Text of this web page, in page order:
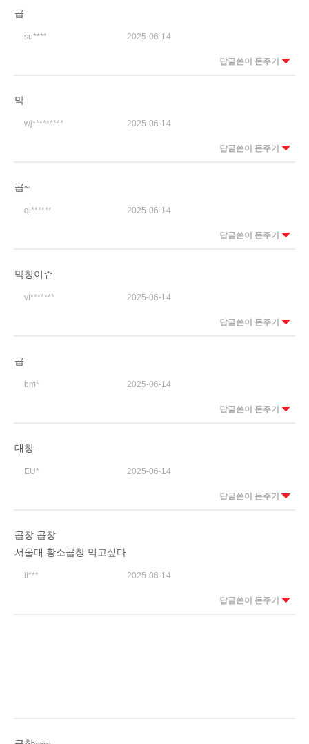
곱
su**** 2025-06-14
답글쓴이 돈주기
막
wj********* 2025-06-14
답글쓴이 돈주기
곱~
ql****** 2025-06-14
답글쓴이 돈주기
막창이쥬
vi******* 2025-06-14
답글쓴이 돈주기
곱
bm* 2025-06-14
답글쓴이 돈주기
대창
EU* 2025-06-14
답글쓴이 돈주기
곱창 곱창
서울대 황소곱창 먹고싶다
tt*** 2025-06-14
답글쓴이 돈주기